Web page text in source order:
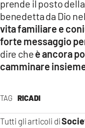
TAG RICADI
Tutti gli articoli di
prende il posto
benedetta da Dio
vita familiare e
forte messaggio
dire cheè ancora
camminare